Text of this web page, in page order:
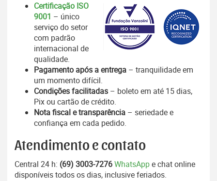
Certificação ISO
9001 – único
serviço do setor
com padrão
internacional de
qualidade.
Pagamento após a entrega – tranquilidade em
um momento difícil.
Condições facilitadas – boleto em até 15 dias,
Pix ou cartão de crédito.
Nota fiscal e transparência – seriedade e
confiança em cada pedido.
Atendimento e contato
Central 24 h: (69) 3003-7276WhatsAppe chat online
disponíveis todos os dias, inclusive feriados.